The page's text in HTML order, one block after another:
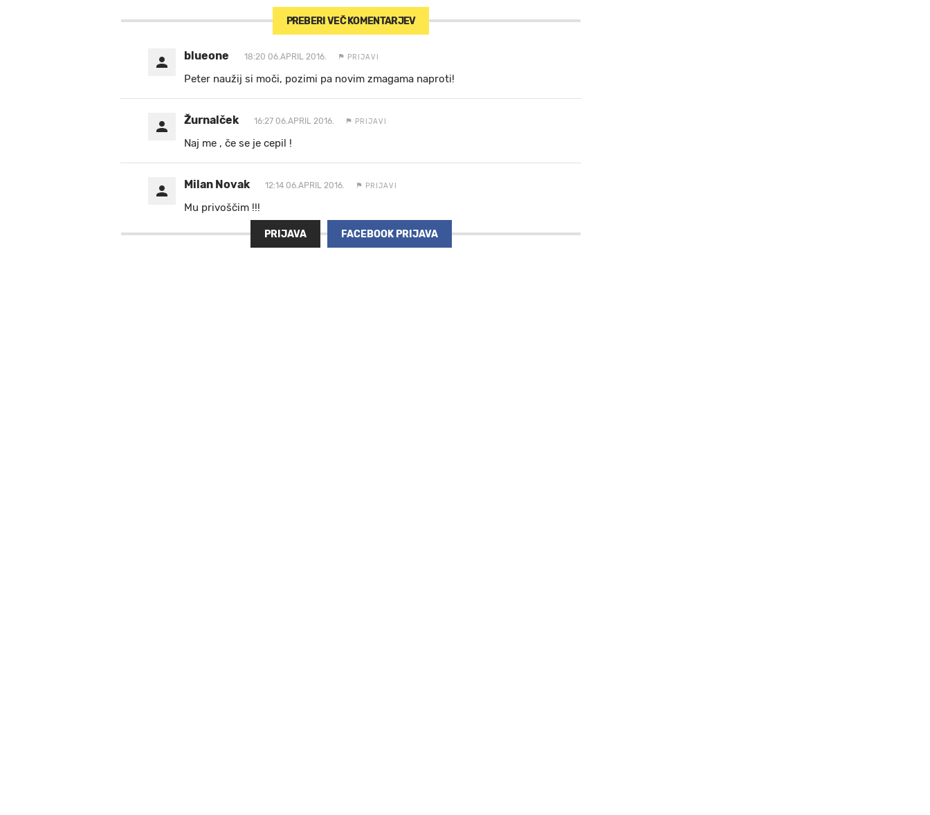
PREBERI VEČ KOMENTARJEV
blueone 18:20 06.APRIL 2016. PRIJAVI
Peter naužij si moči, pozimi pa novim zmagama naproti!
Žurnalček 16:27 06.APRIL 2016. PRIJAVI
Naj me , če se je cepil !
Milan Novak 12:14 06.APRIL 2016. PRIJAVI
Mu privoščim !!!
PRIJAVA FACEBOOK PRIJAVA